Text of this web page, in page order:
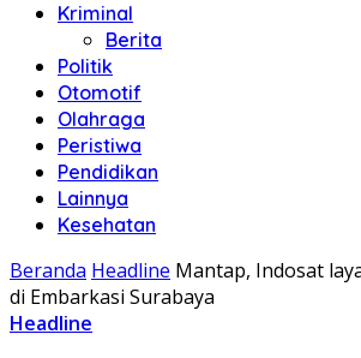
Kriminal
Berita
Politik
Otomotif
Olahraga
Peristiwa
Pendidikan
Lainnya
Kesehatan
Beranda Headline Mantap, Indosat
di Embarkasi Surabaya
Headline